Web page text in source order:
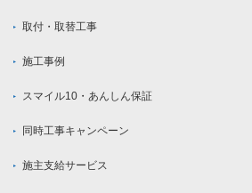
取付・取替工事
施工事例
スマイル10・あんしん保証
同時工事キャンペーン
施主支給サービス